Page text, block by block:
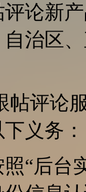
评论新
治区
帖评论
义务：
照“后